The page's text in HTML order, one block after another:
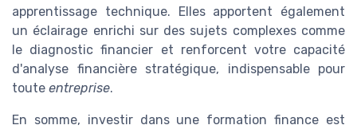
apprentissage technique. Elles apportent également
un éclairage enrichi sur des sujets complexes comme
le diagnostic financier et renforcent votre capacité
d'analyse financière stratégique, indispensable pour
toute entreprise.
En somme, investir dans une formation finance est